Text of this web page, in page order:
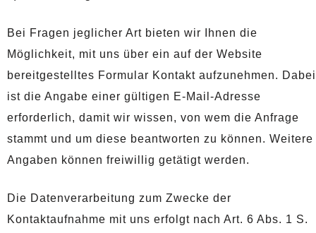
Bei Fragen jeglicher Art bieten wir Ihnen die
Möglichkeit, mit uns über ein auf der Website
bereitgestelltes Formular Kontakt aufzunehmen. Dabei
ist die Angabe einer gültigen E-Mail-Adresse
erforderlich, damit wir wissen, von wem die Anfrage
stammt und um diese beantworten zu können. Weitere
Angaben können freiwillig getätigt werden.
Die Datenverarbeitung zum Zwecke der
Kontaktaufnahme mit uns erfolgt nach Art. 6 Abs. 1 S.